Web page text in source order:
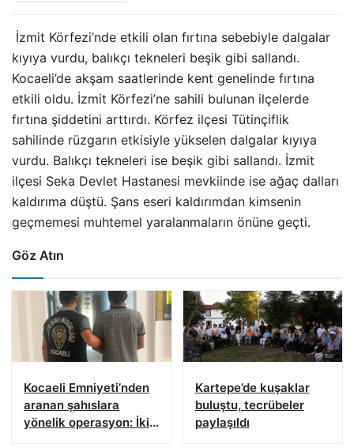
İzmit Körfezi’nde etkili olan fırtına sebebiyle dalgalar
kıyıya vurdu, balıkçı tekneleri beşik gibi sallandı.
Kocaeli’de akşam saatlerinde kent genelinde fırtına
etkili oldu. İzmit Körfezi’ne sahili bulunan ilçelerde
fırtına şiddetini arttırdı. Körfez ilçesi Tütinçiflik
sahilinde rüzgarın etkisiyle yükselen dalgalar kıyıya
vurdu. Balıkçı tekneleri ise beşik gibi sallandı. İzmit
ilçesi Seka Devlet Hastanesi mevkiinde ise ağaç dalları
kaldırıma düştü. Şans eseri kaldırımdan kimsenin
geçmemesi muhtemel yaralanmaların önüne geçti.
Göz Atın
Kocaeli Emniyeti’nden
aranan şahıslara
yönelik operasyon: İki
Kartepe’de kuşaklar
buluştu, tecrübeler
paylaşıldı